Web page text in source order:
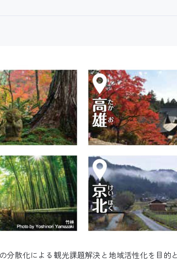
分散化による観光課題解決と地域活性化を目的